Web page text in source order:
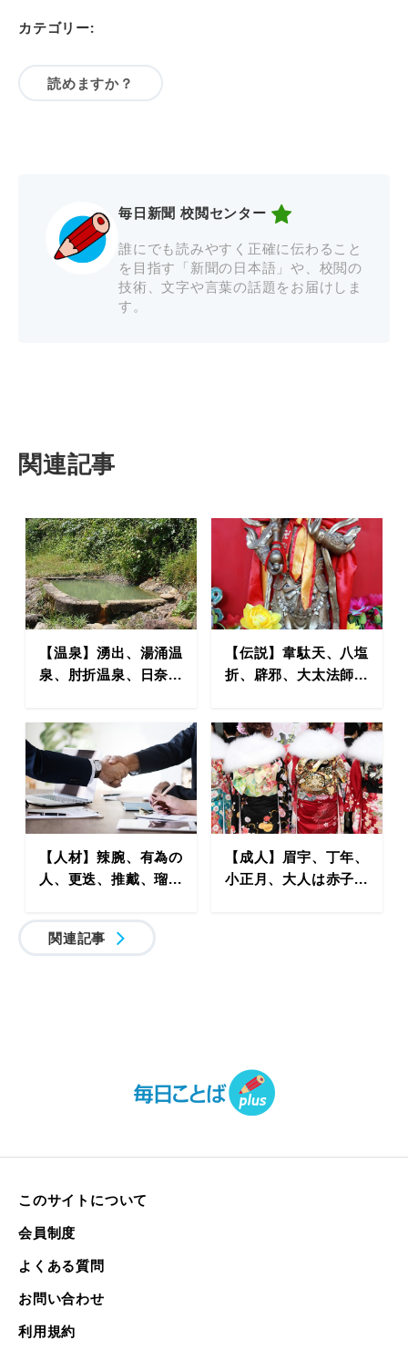
カテゴリー:
読めますか？
毎日新聞 校閲センター
誰にでも読みやすく正確に伝わること
を目指す「新聞の日本語」や、校閲の
技術、文字や言葉の話題をお届けしま
す。
関連記事
【温泉】湧出、湯涌温
泉、肘折温泉、日奈...
【伝説】韋駄天、八塩
折、辟邪、大太法師...
【人材】辣腕、有為の
人、更迭、推戴、瑠...
【成人】眉宇、丁年、
小正月、大人は赤子...
関連記事
このサイトについて
会員制度
よくある質問
お問い合わせ
利用規約